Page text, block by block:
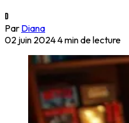
D
Par Diana
02 juin 20244 min de lecture